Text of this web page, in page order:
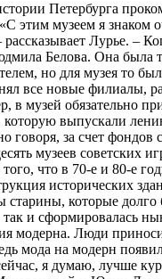
Петербурга
этим музеем я знаком
рассказывает Лурье. –
Белова. Она была
но для музея то
все новые филиалы,
в музей обязательно
выпускали
говоря, за счет фондов
музеев советских
что в 70-е и 80-е
исторических
старины, которые долго
и сформировалась
модерна. Люди
мода на модерн
я думаю, лучше